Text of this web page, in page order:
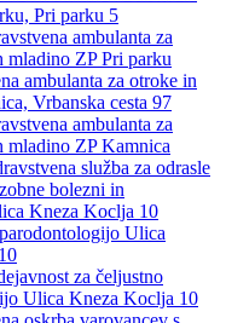
Pri parku 5
ambulanta za
mladino ZP Pri parku
ambulanta za otroke in
Vrbanska cesta 97
ambulanta za
mladino ZP Kamnica
služba za odrasle
bolezni in
Kneza Koclja 10
Ulica
za čeljustno
Ulica Kneza Koclja 10